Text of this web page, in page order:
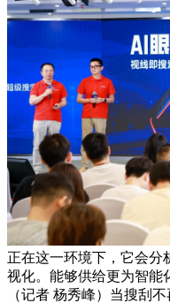
正在这一环境下，它会分
视化。能够供给更为智能
（记者 杨秀峰）当搜刮